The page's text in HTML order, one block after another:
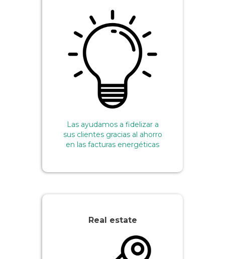
Las ayudamos a fidelizar a
sus clientes gracias al ahorro
en las facturas energéticas
Real estate